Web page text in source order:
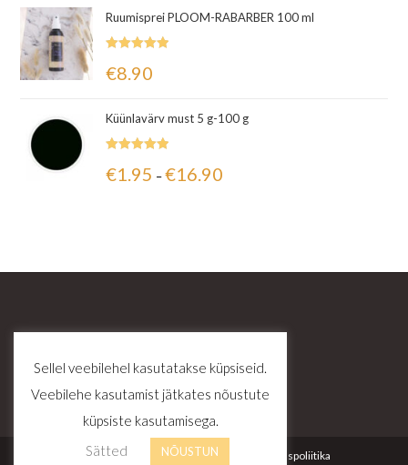
Ruumisprei PLOOM-RABARBER 100 ml
5.00/ 5
€8.90
Küünlavärv must 5 g-100 g
5.00/ 5
€1.95 – €16.90
Kontakt Tellimustingimused Privaatsuspoliitika
Sellel veebilehel kasutatakse küpsiseid.
Veebilehe kasutamist jätkates nõustute
küpsiste kasutamisega.
Sätted
NÕUSTUN